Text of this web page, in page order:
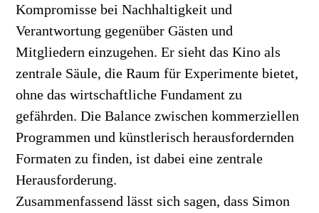
Kompromisse bei Nachhaltigkeit und
Verantwortung gegenüber Gästen und
Mitgliedern einzugehen. Er sieht das Kino als
zentrale Säule, die Raum für Experimente bietet,
ohne das wirtschaftliche Fundament zu
gefährden. Die Balance zwischen kommerziellen
Programmen und künstlerisch herausfordernden
Formaten zu finden, ist dabei eine zentrale
Herausforderung.
Zusammenfassend lässt sich sagen, dass Simon